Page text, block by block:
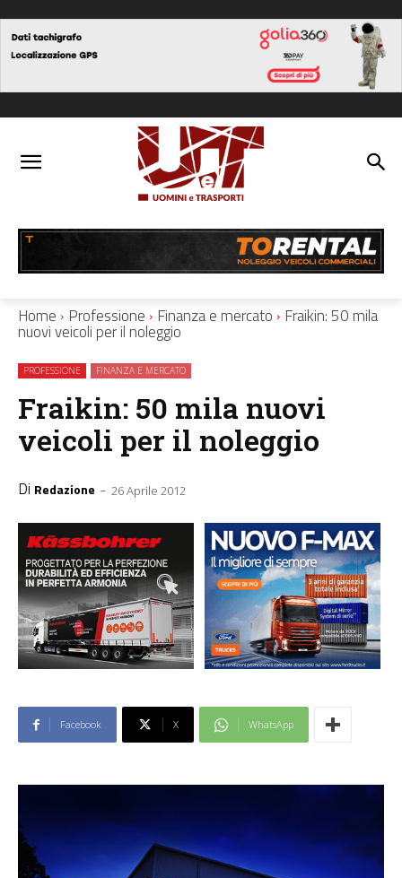
Home Professione Finanza e mercato Fraikin: 50 mila
nuovi veicoli per il noleggio
PROFESSIONE FINANZA E MERCATO
Fraikin: 50 mila nuovi
veicoli per il noleggio
Di Redazione - 26 Aprile 2012
Facebook X WhatsApp